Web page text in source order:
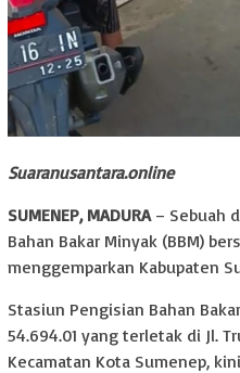
Suaranusantara.online
SUMENEP, MADURA– Sebuah
Bahan Bakar Minyak (BBM)
menggemparkan Kabupaten
Stasiun Pengisian Bahan
54.694.01 yang terletak di Jl.
Kecamatan Kota Sumenep,